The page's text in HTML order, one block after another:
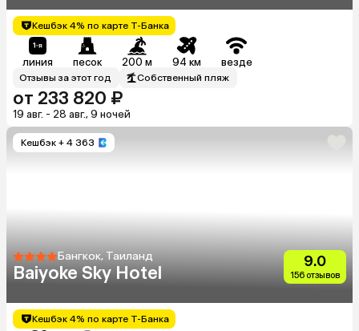
Кешбэк 4% по карте Т-Банка
линия песок 200 м 94 км везде
Отзывы за этот год Собственный пляж
от 233 820 ₽
19 авг. - 28 авг., 9 ночей
Кешбэк + 4 363
Бангкок, Таиланд
Baiyoke Sky Hotel
9.0
156 отзывов
Кешбэк 4% по карте Т-Банка